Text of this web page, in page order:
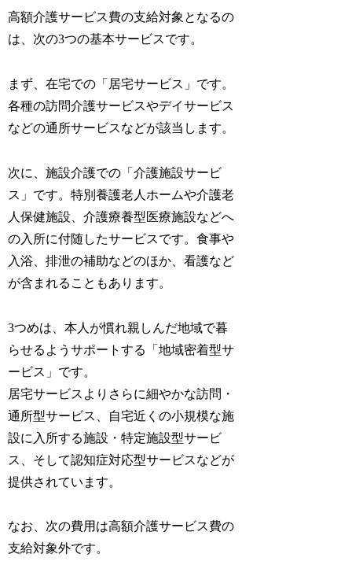
高額介護サービス費の支給対象となるの
は、次の3つの基本サービスです。
まず、在宅での「居宅サービス」です。
各種の訪問介護サービスやデイサービス
などの通所サービスなどが該当します。
次に、施設介護での「介護施設サービ
ス」です。特別養護老人ホームや介護老
人保健施設、介護療養型医療施設などへ
の入所に付随したサービスです。食事や
入浴、排泄の補助などのほか、看護など
が含まれることもあります。
3つめは、本人が慣れ親しんだ地域で暮
らせるようサポートする「地域密着型サ
ービス」です。
居宅サービスよりさらに細やかな訪問・
通所型サービス、自宅近くの小規模な施
設に入所する施設・特定施設型サービ
ス、そして認知症対応型サービスなどが
提供されています。
なお、次の費用は高額介護サービス費の
支給対象外です。